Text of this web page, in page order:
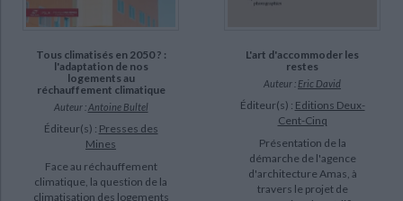
Tous climatisés en 2050 ? :
l'adaptation de nos
logements au
réchauffement climatique
Auteur :Antoine Bultel
Éditeur(s) : Presses des
Mines
Face au réchauffement
climatique, la question de la
climatisation des logements
L'art d'accommoder les
restes
Auteur : Eric David
Éditeur(s) : Editions Deux-
Cent-Cinq
Présentation de la
démarche de l'agence
d'architecture Amas, à
travers le projet de